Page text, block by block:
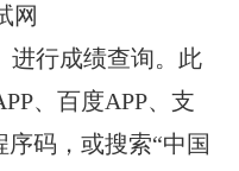
网
进行成绩查询。此
、百度APP、支
码，或搜索“中国